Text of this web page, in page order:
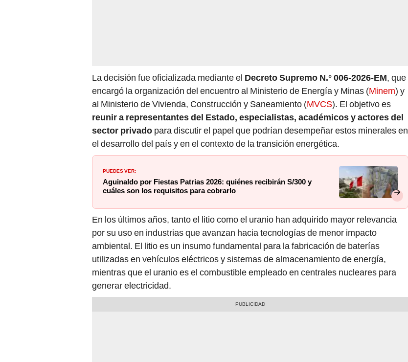
La decisión fue oficializada mediante el Decreto Supremo N.° 006-2026-EM, que
encargó la organización del encuentro al Ministerio de Energía y Minas (Minem) y
al Ministerio de Vivienda, Construcción y Saneamiento (MVCS). El objetivo es
reunir a representantes del Estado, especialistas, académicos y actores del
sector privado para discutir el papel que podrían desempeñar estos minerales en
el desarrollo del país y en el contexto de la transición energética.
PUEDES VER:
Aguinaldo por Fiestas Patrias 2026: quiénes recibirán S/300 y
cuáles son los requisitos para cobrarlo
En los últimos años, tanto el litio como el uranio han adquirido mayor relevancia
por su uso en industrias que avanzan hacia tecnologías de menor impacto
ambiental. El litio es un insumo fundamental para la fabricación de baterías
utilizadas en vehículos eléctricos y sistemas de almacenamiento de energía,
mientras que el uranio es el combustible empleado en centrales nucleares para
generar electricidad.